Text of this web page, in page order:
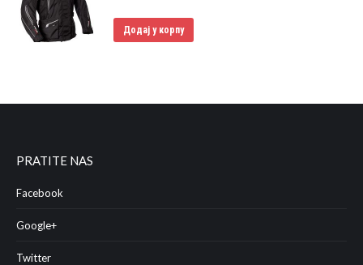
Додај у корпу
PRATITE NAS
Facebook
Google+
Twitter